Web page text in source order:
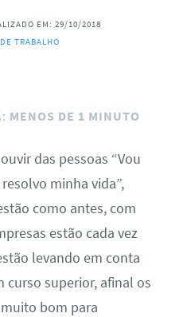
EM: 29/10/2018
TRABALHO
MENOS DE 1 MINUTO
das pessoas “Vou
minha vida”,
como antes, com
estão cada vez
levando em conta
curso superior, afinal os
bom para